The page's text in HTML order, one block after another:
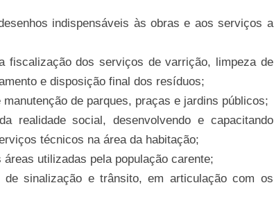
indispensáveis às obras e aos serviços a
fiscalização dos serviços de varrição, limpeza de
e disposição final dos resíduos;
de parques, praças e jardins públicos;
realidade social, desenvolvendo e capacitando
técnicos na área da habitação;
utilizadas pela população carente;
sinalização e trânsito, em articulação com os